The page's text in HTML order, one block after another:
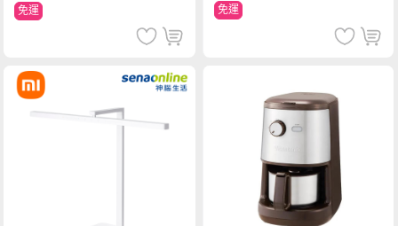
免運 免運